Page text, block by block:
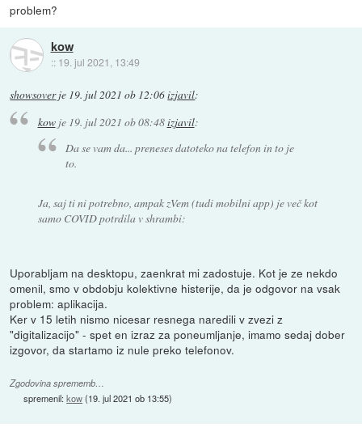
problem?
kow
:: 19. jul 2021, 13:49
showsoverje 19. jul 2021 ob 12:06izjavil:
kowje 19. jul 2021 ob 08:48izjavil:
Da se vam da... preneses datoteko na telefon in to je
to.
Ja, saj ti ni potrebno, ampak zVem (tudi mobilni app) je več kot
samo COVID potrdila v shrambi:
Uporabljam na desktopu, zaenkrat mi zadostuje. Kot je ze nekdo
omenil, smo v obdobju kolektivne histerije, da je odgovor na vsak
problem: aplikacija.
Ker v 15 letih nismo nicesar resnega naredili v zvezi z
"digitalizacijo" - spet en izraz za poneumljanje, imamo sedaj dober
izgovor, da startamo iz nule preko telefonov.
Zgodovina sprememb…
spremenil:kow(19. jul 2021 ob 13:55)